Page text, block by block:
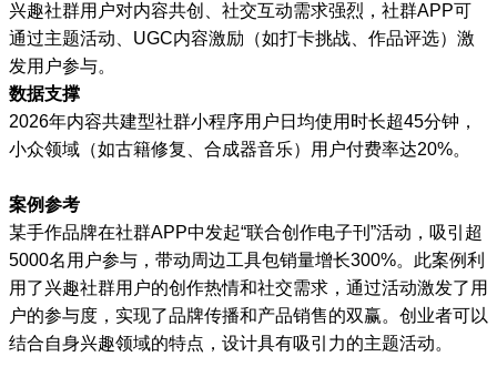
兴趣社群用户对内容共创、社交互动需求强烈，社群APP可
通过主题活动、UGC内容激励（如打卡挑战、作品评选）激
发用户参与。
数据支撑
2026年内容共建型社群小程序用户日均使用时长超45分钟，
小众领域（如古籍修复、合成器音乐）用户付费率达20%。
案例参考
某手作品牌在社群APP中发起“联合创作电子刊”活动，吸引超
5000名用户参与，带动周边工具包销量增长300%。此案例利
用了兴趣社群用户的创作热情和社交需求，通过活动激发了用
户的参与度，实现了品牌传播和产品销售的双赢。创业者可以
结合自身兴趣领域的特点，设计具有吸引力的主题活动。